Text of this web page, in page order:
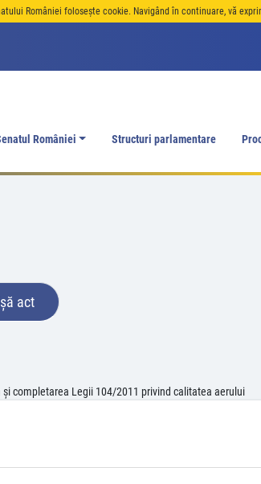
României folosește cookie. Navigând în continuare, vă
României Structuri parlamentare
act
completarea Legii 104/2011 privind calitatea aerului